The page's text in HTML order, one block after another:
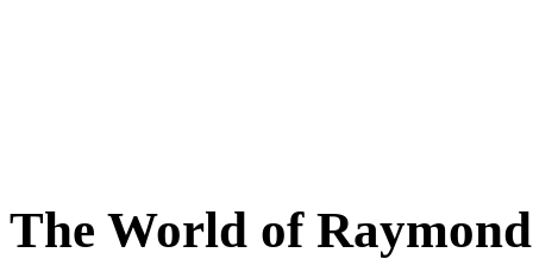
The World of